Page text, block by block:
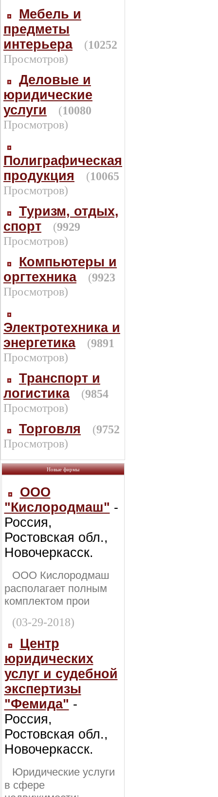
Мебель и
предметы
интерьера
(10252
Просмотров)
Деловые и
юридические
услуги
(10080
Просмотров)
Полиграфическая
продукция
(10065
Просмотров)
Туризм, отдых,
спорт
(9929
Просмотров)
Компьютеры и
оргтехника
(9923
Просмотров)
Электротехника и
энергетика
(9891
Просмотров)
Транспорт и
логистика
(9854
Просмотров)
Торговля (9752
Просмотров)
Новые фирмы
ООО
"Кислородмаш" -
Россия,
Ростовская обл.,
Новочеркасск.
ООО Кислородмаш
располагает полным
комплектом прои
(03-29-2018)
Центр
юридических
услуг и судебной
экспертизы
"Фемида" -
Россия,
Ростовская обл.,
Новочеркасск.
Юридические услуги
в сфере